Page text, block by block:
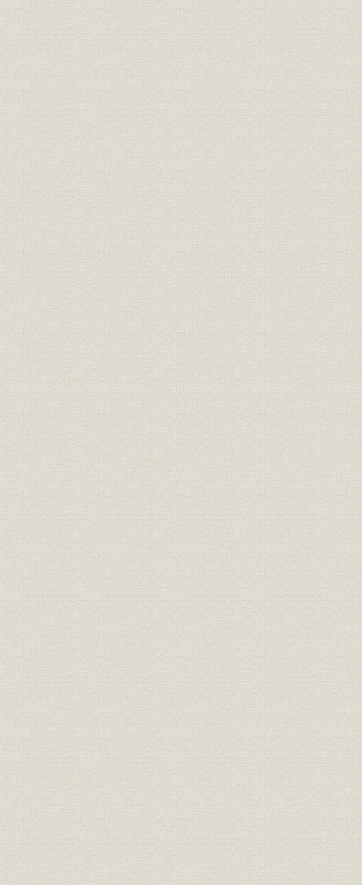
第10章 銀行新時代を迎えて【平成4年~8年】
第1節 国内景気の停滞と金融機関の破綻
第2節 新時代を迎える徳島経済
第3節 自己責任原則に基づく経営の展開
第4節 創業100周年を迎えて
中口絵
資料
索引
主要参考文献
あとがき
資料目次
藍商繁栄見立
沿革系統図
主要勘定の推移
定款
歴代役員在任一覧
資本金の推移
株式・株主の状況
組織図
従業員数の推移
本部機構の変遷
歴代本部部課長一覧
コルレス契約銀行
通帳・証書の変遷
ポスター・刊行物
パンフレット